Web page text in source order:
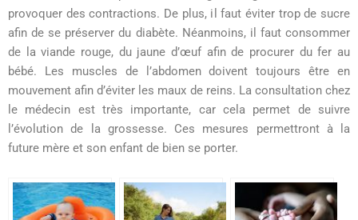
provoquer des contractions. De plus, il faut éviter trop de sucre
afin de se préserver du diabète. Néanmoins, il faut consommer
de la viande rouge, du jaune d’œuf afin de procurer du fer au
bébé. Les muscles de l’abdomen doivent toujours être en
mouvement afin d’éviter les maux de reins. La consultation chez
le médecin est très importante, car cela permet de suivre
l’évolution de la grossesse. Ces mesures permettront à la
future mère et son enfant de bien se porter.